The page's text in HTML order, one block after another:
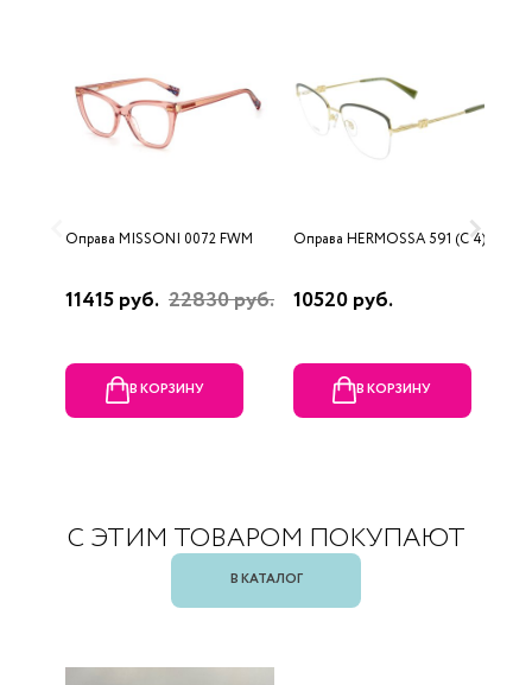
Оправа MISSONI 0072 FWM
11415 руб. 22830 руб.
В КОРЗИНУ
Оправа HERMOSSA 591 (C 4)
10520 руб.
В КОРЗИНУ
С ЭТИМ ТОВАРОМ ПОКУПАЮТ
В КАТАЛОГ